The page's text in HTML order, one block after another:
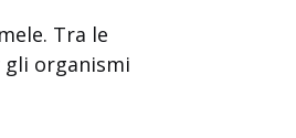
Tra le
organismi